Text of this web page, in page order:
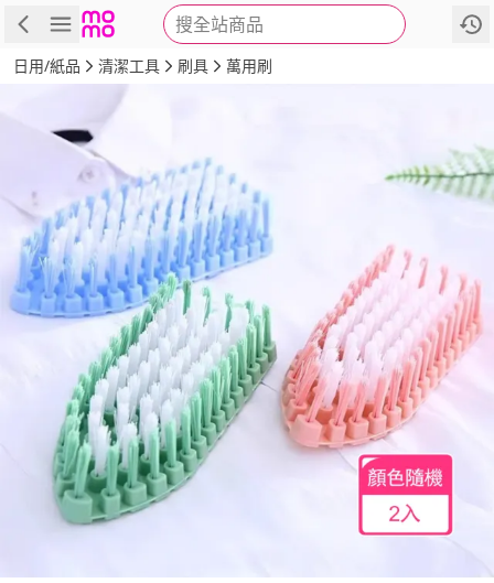
搜全站商品
商品 評價 詳情
日用/紙品 清潔工具 刷具 萬用刷